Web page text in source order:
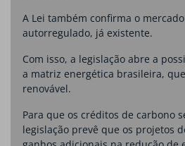
A Lei também confirma o
autorregulado, já existente.
Com isso, a legislação abre a
a matriz energética brasileira,
renovável.
Para que os créditos de carbono
legislação prevê que os projetos